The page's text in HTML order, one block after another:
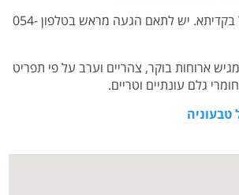
בית אוכל בקדיתא. יש לתאם הגעה מראש בטלפון 054-
ארוחות בוקר, צהריים וערב על פי תפריט
גלם עונתיים וטריים.
טבעוניה